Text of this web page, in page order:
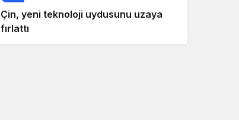
Çin, yeni teknoloji uydusunu uzaya
fırlattı